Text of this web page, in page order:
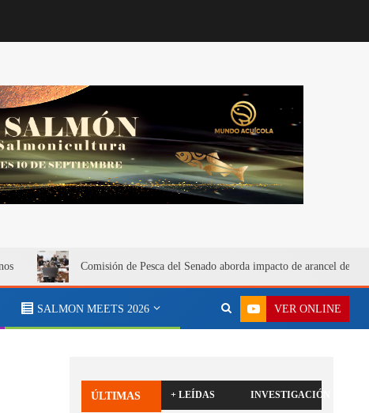
Comisión de Pesca del Senado aborda impacto de arancel de
SALMON MEETS 2026 VER ONLINE
ÚLTIMAS + LEÍDAS INVESTIGACIÓN